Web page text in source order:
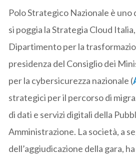
Polo Strategico Nazionale è uno
si poggia la Strategia Cloud
Dipartimento per la
presidenza del Consiglio dei
per la cybersicurezza nazionale (
strategici per il percorso di
di dati e servizi digitali della
Amministrazione. La società, a
dell’aggiudicazione della gara,